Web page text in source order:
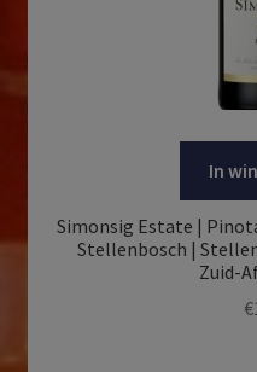
In
Simonsig Estate |
Stellenbosch |
Zuid-
€